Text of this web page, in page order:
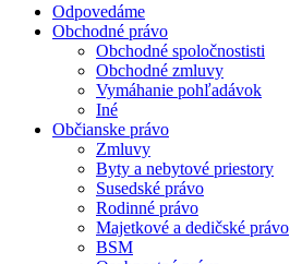
Odpovedáme
Obchodné právo
Obchodné spoločnostisti
Obchodné zmluvy
Vymáhanie pohľadávok
Iné
Občianske právo
Zmluvy
Byty a nebytové priestory
Susedské právo
Rodinné právo
Majetkové a dedičské právo
BSM